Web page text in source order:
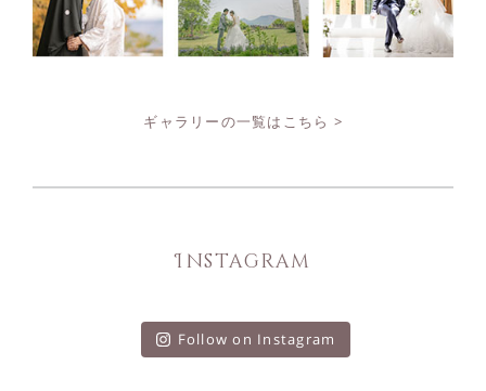
ギャラリーの一覧はこちら >
Instagram
Follow on Instagram